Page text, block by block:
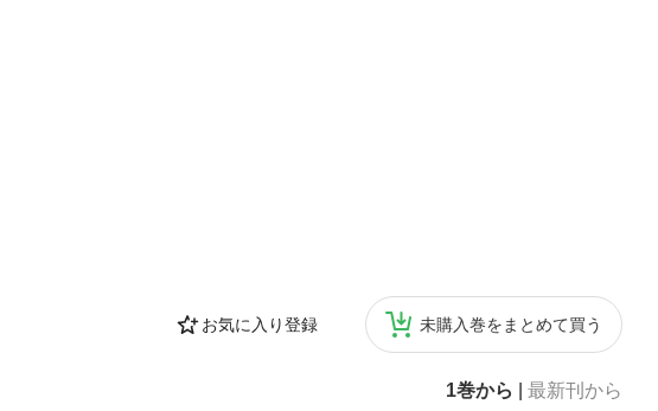
お気に入り登録 未購入巻をまとめて買う
1巻から 最新刊から